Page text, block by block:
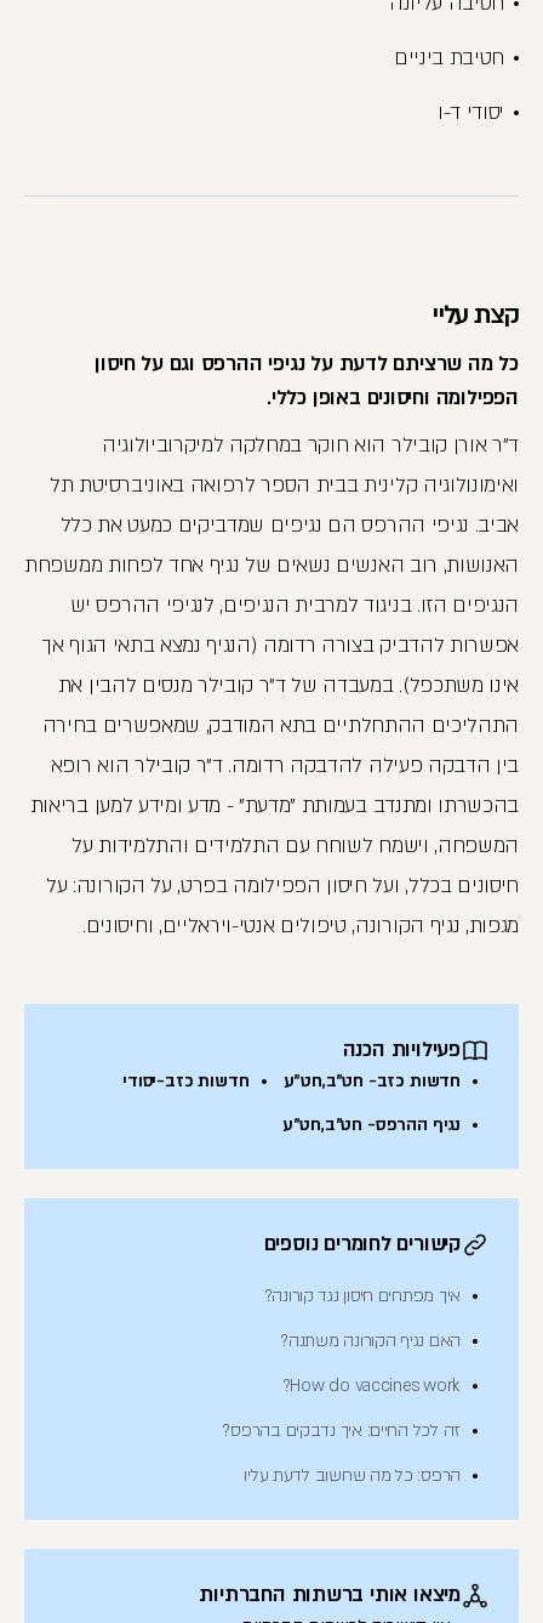
חטיבת ביניים
יסודי ד-ו
קצת עליי
כל מה שרציתם לדעת על נגיפי ההרפס וגם על חיסון
הפפילומה וחיסונים באופן כללי.
ד"ר אורן קובילר הוא חוקר במחלקה למיקרוביולוגיה
ואימונולוגיה קלינית בבית הספר לרפואה באוניברסיטת תל
אביב. נגיפי ההרפס הם נגיפים שמדביקים כמעט את כלל
האנושות, רוב האנשים נשאים של נגיף אחד לפחות ממשפחת
הנגיפים הזו. בניגוד למרבית הנגיפים, לנגיפי ההרפס יש
אפשרות להדביק בצורה רדומה (הנגיף נמצא בתאי הגוף אך
אינו משתכפל). במעבדה של ד"ר קובילר מנסים להבין את
התהליכים ההתחלתיים בתא המודבק, שמאפשרים בחירה
בין הדבקה פעילה להדבקה רדומה. ד"ר קובילר הוא רופא
בהכשרתו ומתנדב בעמותת "מדעת" - מדע ומידע למען בריאות
המשפחה, וישמח לשוחח עם התלמידים והתלמידות על
חיסונים בכלל, ועל חיסון הפפילומה בפרט, על הקורונה: על
מגפות, נגיף הקורונה, טיפולים אנטי-ויראליים, וחיסונים.
פעילויות הכנה
חדשות כזב- חט"ב,חט"ע
חדשות כזב-יסודי
נגיף ההרפס- חט"ב,חט"ע
קישורים לחומרים נוספים
איך מפתחים חיסון נגד קורונה?
האם נגיף הקורונה משתנה?
How do vaccines work?
זה לכל החיים: איך נדבקים בהרפס?
הרפס: כל מה שחשוב לדעת עליו
מיצאו אותי ברשתות החברתיות